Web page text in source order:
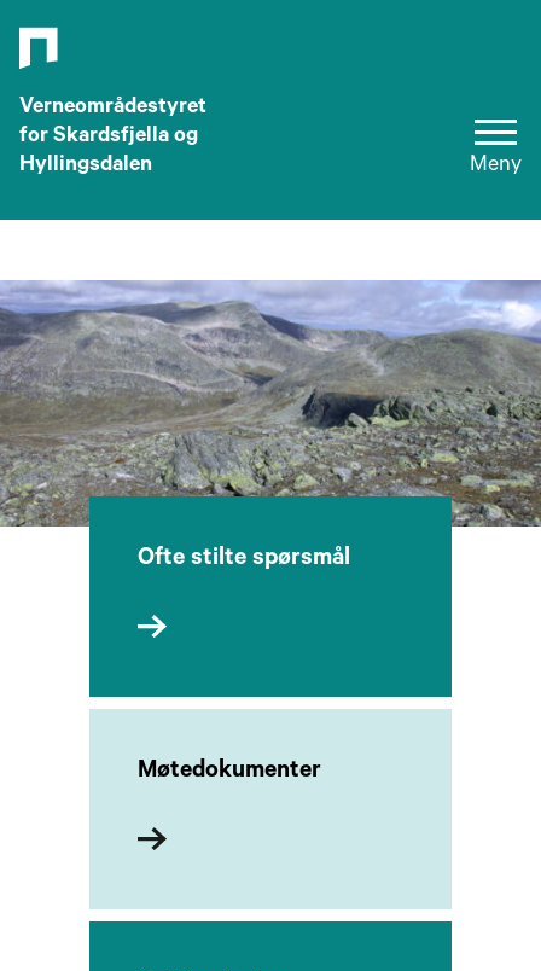
Verneområdestyret
for Skardsfjella og
Hyllingsdalen
Meny
Ofte stilte spørsmål
Møtedokumenter